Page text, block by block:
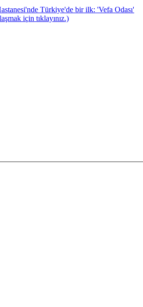
Türkiye'de bir ilk: 'Vefa Odası'
için tıklayınız.)